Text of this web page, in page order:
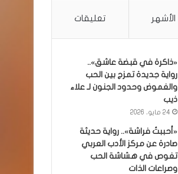
الأشهر تعليقات
«ذاكرة في قبضة عاشق»..
رواية جديدة تمزج بين الحب
والغموض وحدود الجنون لـ علاء
ذيب
24 مايو، 2026
«أحببتُ فراشة».. رواية حديثة
صادرة عن مركز الأدب العربي
تغوص في هشاشة الحب
وصراعات الذات